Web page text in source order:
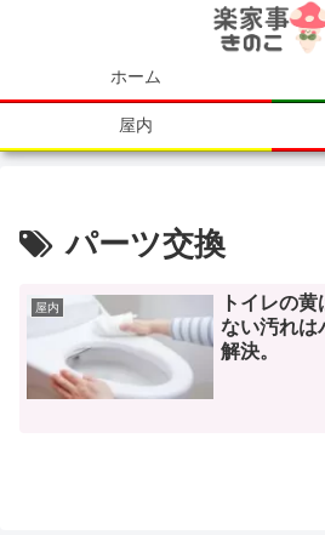
ホーム
屋内
パーツ交換
屋内
トイレの
ない汚れは
解決。